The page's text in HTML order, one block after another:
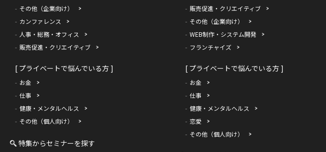
その他（企業向け）
カンファレンス
人事・総務・オフィス
販売促進・クリエイティブ
[ プライベートで悩んでいる方 ]
お金
仕事
健康・メンタルヘルス
その他（個人向け）
特集からセミナーを探す
販売促進・クリエイティブ
その他（企業向け）
WEB制作・システム開発
フランチャイズ
[ プライベートで悩んでいる方 ]
お金
仕事
健康・メンタルヘルス
恋愛
その他（個人向け）